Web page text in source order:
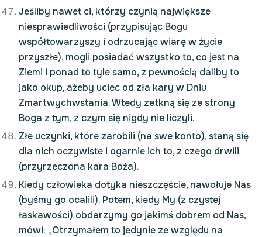
Jeśliby nawet ci, którzy czynią największe
niesprawiedliwości (przypisując Bogu
współtowarzyszy i odrzucając wiarę w życie
przyszłe), mogli posiadać wszystko to, co jest na
Ziemi i ponad to tyle samo, z pewnością daliby to
jako okup, ażeby uciec od zła kary w Dniu
Zmartwychwstania. Wtedy zetkną się ze strony
Boga z tym, z czym się nigdy nie liczyli.
Złe uczynki, które zarobili (na swe konto), staną się
dla nich oczywiste i ogarnie ich to, z czego drwili
(przyrzeczona kara Boża).
Kiedy człowieka dotyka nieszczęście, nawołuje Nas
(byśmy go ocalili). Potem, kiedy My (z czystej
łaskawości) obdarzymy go jakimś dobrem od Nas,
mówi: „Otrzymałem to jedynie ze względu na